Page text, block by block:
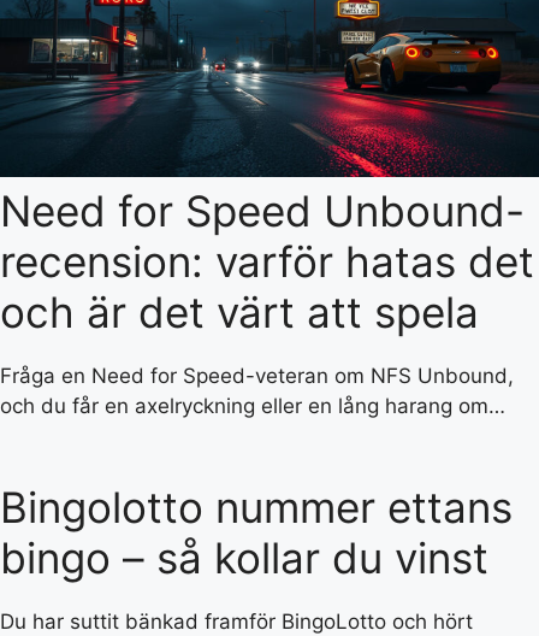
Need for Speed Unbound-
recension: varför hatas det
och är det värt att spela
Fråga en Need for Speed-veteran om NFS Unbound,
och du får en axelryckning eller en lång harang om…
Bingolotto nummer ettans
bingo – så kollar du vinst
Du har suttit bänkad framför BingoLotto och hört